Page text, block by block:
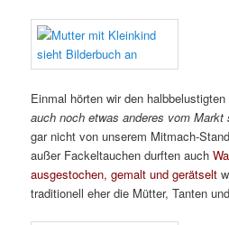
Einmal hörten wir den
auch noch etwas anderes vom Markt
gar nicht von unserem Mitmach-
außer Fackeltauchen durften auch
ausgestochen, gemalt und gerätselt
traditionell eher die Mütter, Tanten